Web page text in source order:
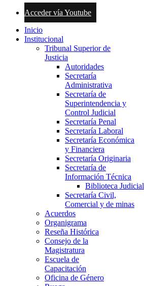
Acceder vía Youtube
Inicio
Institucional
Tribunal Superior de
Justicia
Autoridades
Secretaría
Administrativa
Secretaría de
Superintendencia y
Control Judicial
Secretaría Penal
Secretaría Laboral
Secretaría Económica
y Financiera
Secretaría Originaria
Secretaría de
Información Técnica
Biblioteca Judicial
Secretaría Civil,
Comercial y de minas
Acuerdos
Organigrama
Reseña Histórica
Consejo de la
Magistratura
Escuela de
Capacitación
Oficina de Género